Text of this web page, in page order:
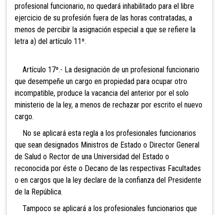
profesional funcionario, no quedará inhabilitado para el libre
ejercicio de su profesión fuera de las horas contratadas, a
menos de percibir la asignación especial a que se refiere la
letra a) del artículo 11º.
Artículo 17º.- La designación de un profesional funcionario
que desempeñe un cargo en propiedad para ocupar otro
incompatible, produce la vacancia del anterior por el solo
ministerio de la ley, a menos de rechazar por escrito el nuevo
cargo.
No se aplicará esta regla a los profesionales funcionarios
que sean designados Ministros de Estado o Director General
de Salud o Rector de una Universidad del Estado o
reconocida por éste o Decano de las respectivas Facultades
o en cargos que la ley declare de la confianza del Presidente
de la República.
Tampoco se aplicará a los profesionales funcionarios que